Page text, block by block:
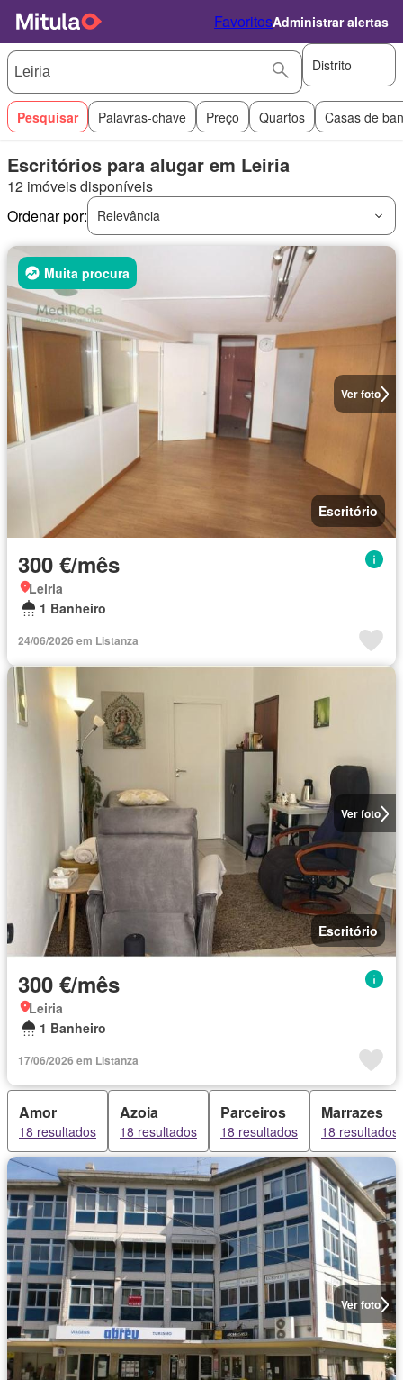
FavoritosAdministrar alertas
Distrito
Pesquisar Palavras-chave Preço Quartos Casas de
Escritórios para alugar em Leiria
12 imóveis disponíveis
Ordenar por:
Relevância
Ver foto
Muita procura
Escritório
300 €/mês
Leiria
1 Banheiro
24/06/2026 em Listanza
Ver foto
Escritório
300 €/mês
Leiria
1 Banheiro
17/06/2026 em Listanza
Amor
18 resultados
Azoia
18 resultados
Parceiros
18 resultados
Marrazes
18 resultados
Ver foto